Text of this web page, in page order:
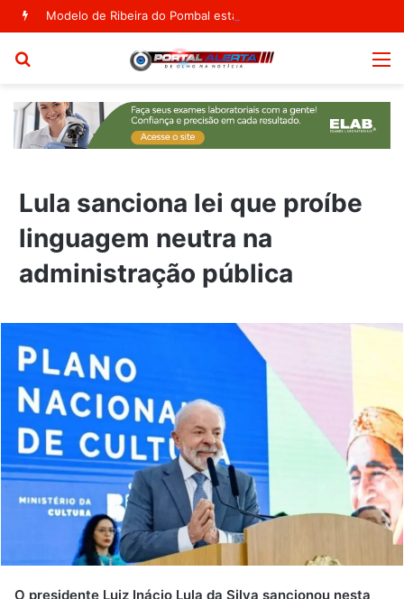
Lula sanciona lei que proíbe
linguagem neutra na
administração pública
O presidente Luiz Inácio Lula da Silva sancionou nesta